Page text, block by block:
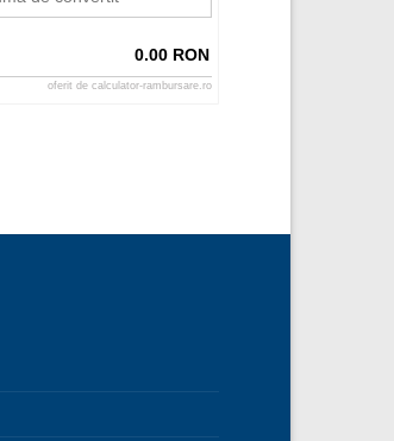
0.00 RON
oferit decalculator-rambursare.ro